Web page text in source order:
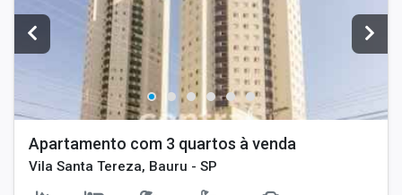
Apartamento com 3 quartos à venda
Vila Santa Tereza, Bauru - SP